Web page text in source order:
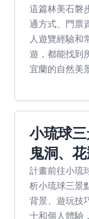
這篇林美石磐
通方式、門票
人遊覽經驗和
遊，都能找到
宜蘭的自然美
小琉球
鬼洞、
計畫前往小琉
析小琉球三景
背景、遊玩技
士和個人體驗